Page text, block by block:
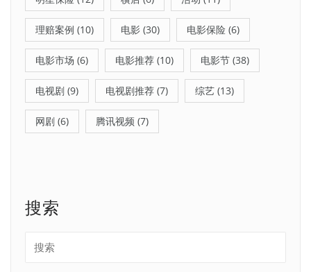
理赔案例 (10) 电影 (30) 电影保险 (6)
电影市场 (6) 电影推荐 (10) 电影节 (38)
电视剧 (9) 电视剧推荐 (7) 综艺 (13)
网剧 (6) 腾讯视频 (7)
搜索